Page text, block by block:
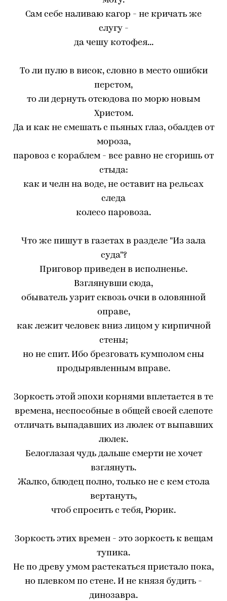
Сам себе наливаю кагор - не кричать же
слугу -
да чешу котофея...
То ли пулю в висок, словно в место ошибки
перстом,
то ли дернуть отсюдова по морю новым
Христом.
Да и как не смешать с пьяных глаз, обалдев от
мороза,
паровоз с кораблем - все равно не сгоришь от
стыда:
как и челн на воде, не оставит на рельсах
следа
колесо паровоза.
Что же пишут в газетах в разделе "Из зала
суда"?
Приговор приведен в исполненье.
Взглянувши сюда,
обыватель узрит сквозь очки в оловянной
оправе,
как лежит человек вниз лицом у кирпичной
стены;
но не спит. Ибо брезговать кумполом сны
продырявленным вправе.
Зоркость этой эпохи корнями вплетается в те
времена, неспособные в общей своей слепоте
отличать выпадавших из люлек от выпавших
люлек.
Белоглазая чудь дальше смерти не хочет
взглянуть.
Жалко, блюдец полно, только не с кем стола
вертануть,
чтоб спросить с тебя, Рюрик.
Зоркость этих времен - это зоркость к вещам
тупика.
Не по древу умом растекаться пристало пока,
но плевком по стене. И не князя будить -
динозавра.